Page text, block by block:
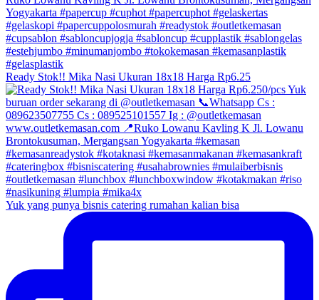
Ready Stok!! Mika Nasi Ukuran 18x18 Harga Rp6.25
Yuk yang punya bisnis catering rumahan kalian bisa